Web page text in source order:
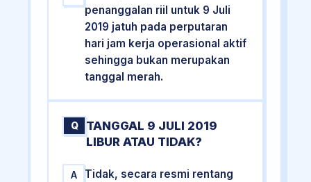
penanggalan riil untuk 9 Juli
2019 jatuh pada perputaran
hari jam kerja operasional aktif
sehingga bukan merupakan
tanggal merah.
Q
TANGGAL 9 JULI 2019
LIBUR ATAU TIDAK?
A
Tidak, secara resmi rentang